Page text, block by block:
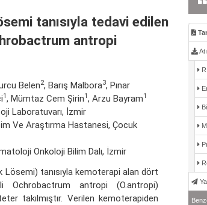
tanısıyla tedavi edilen
antropi
Belen2, Barış Malbora3, Pınar
1 , Mümtaz Cem Şirin1 , Arzu Bayram1
Laboratuvarı, İzmir
Ve Araştırma Hastanesi, Çocuk
Onkoloji Bilim Dalı, İzmir
tanısıyla kemoterapi alan dört
Ochrobactrum antropi (O.antropi)
takılmıştır. Verilen kemoterapiden